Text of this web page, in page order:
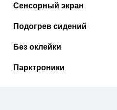
Сенсорный экран
Подогрев сидений
Без оклейки
Парктроники